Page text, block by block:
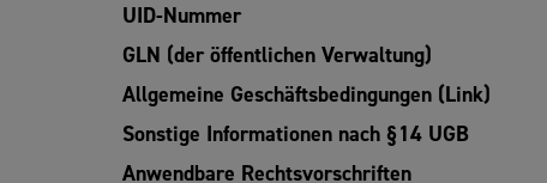
UID-Nummer
GLN (der öffentlichen Verwaltung)
Allgemeine Geschäftsbedingungen (Link)
Sonstige Informationen nach §14 UGB
Anwendbare Rechtsvorschriften